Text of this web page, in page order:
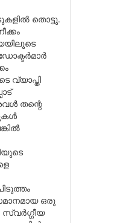
തൊട്ടു.
തന്റെ
ഒരു
സ്വർഗ്ഗീയ